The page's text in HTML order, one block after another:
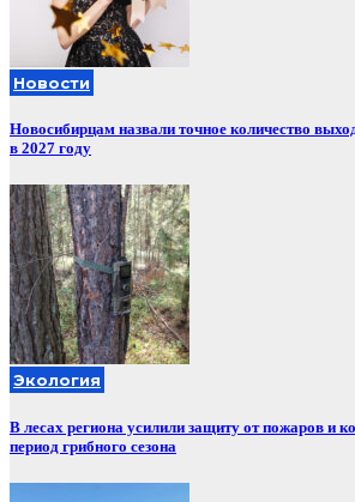
Новости
Новосибирцам назвали точное количество
в 2027 году
Экология
В лесах региона усилили защиту от пожаров и
период грибного сезона